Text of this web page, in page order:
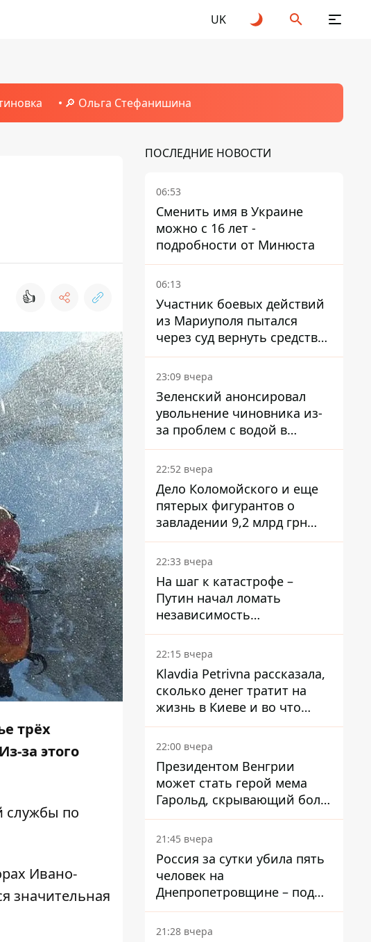
UK
🔎 Ольга Стефанишина
👍
трёх
за этого
службы по
Ивано-
значительная
ПОСЛЕДНИЕ НОВОСТИ
06:53
Сменить имя в Украине
можно с 16 лет -
подробности от Минюста
06:13
Участник боевых действий
из Мариуполя пытался
через суд вернуть средства
субсидии со счета в
Ощадбанке – каким было
решение
23:09 вчера
Зеленский анонсировал
увольнение чиновника из-
за проблем с водой в
Марганце
22:52 вчера
Дело Коломойского и еще
пятерых фигурантов о
завладении 9,2 млрд грн
ПриватБанка направили в
суд
22:33 вчера
На шаг к катастрофе –
Путин начал ломать
независимость
собственного Центробанка,
заставив снизить базовую
ставку
22:15 вчера
Klavdia Petrivna рассказала,
сколько денег тратит на
жизнь в Киеве и во что
вкладывает миллионы
22:00 вчера
Президентом Венгрии
может стать герой мема
Гарольд, скрывающий боль
– он возглавил народное
голосование
21:45 вчера
Россия за сутки убила пять
человек на
Днепропетровщине – под
ударами оказались пять
районов области
21:28 вчера